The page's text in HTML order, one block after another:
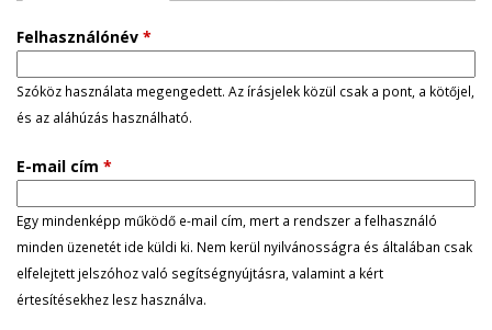
l
s
ő
d
l
e
g
Felhasználónév *
Szóköz használata megengedett. Az írásjelek közül csak a pont, a kötőjel,
és az aláhúzás használható.
E-mail cím *
Egy mindenképp működő e-mail cím, mert a rendszer a felhasználó
minden üzenetét ide küldi ki. Nem kerül nyilvánosságra és általában csak
elfelejtett jelszóhoz való segítségnyújtásra, valamint a kért
értesítésekhez lesz használva.